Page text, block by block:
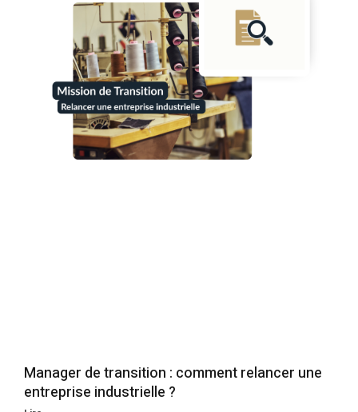
Manager de transition : comment relancer une
entreprise industrielle ?